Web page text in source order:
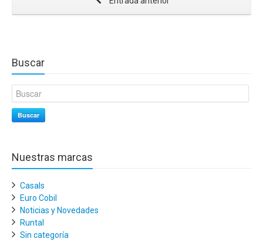
Buscar
Buscar
Nuestras marcas
Casals
Euro Cobil
Noticias y Novedades
Runtal
Sin categoría